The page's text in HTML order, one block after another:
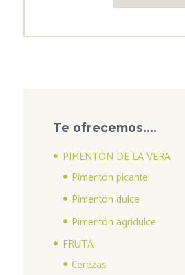
Te ofrecemos….
PIMENTÓN DE LA VERA
Pimentón picante
Pimentón dulce
Pimentón agridulce
FRUTA
Cerezas